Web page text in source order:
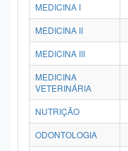
MEDICINA I
MEDICINA II
MEDICINA III
MEDICINA
VETERINÁRIA
NUTRIÇÃO
ODONTOLOGIA